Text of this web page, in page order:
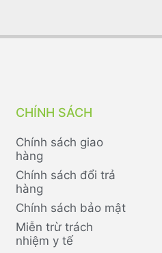
CHÍNH SÁCH
Chính sách giao
hàng
Chính sách đổi trả
hàng
Chính sách bảo mật
Miễn trừ trách
nhiệm y tế